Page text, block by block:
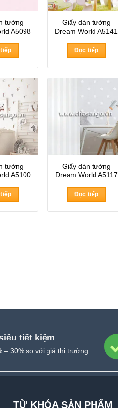
tường
A5098
Giấy dán tường
Dream World A5141
Đọc tiếp
tường
A5100
Giấy dán tường
Dream World A5117
Đọc tiếp
tiết kiệm
– 30% so với giá thị trường
TỪ KHÓA SẢN PHẨM